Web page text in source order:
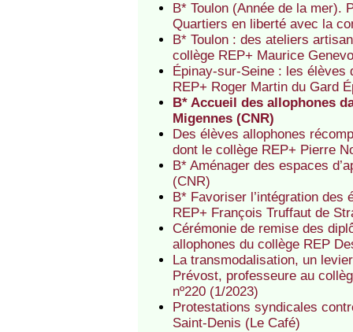
B* Toulon (Année de la mer).
Quartiers en liberté avec la
B* Toulon : des ateliers
collège REP+ Maurice
Épinay-sur-Seine : les élèves
REP+ Roger Martin du Gard
B* Accueil des allophones
Migennes (CNR)
Des élèves allophones
dont le collège REP+ Pierre
B* Aménager des espaces
(CNR)
B* Favoriser l’intégration des
REP+ François Truffaut de
Cérémonie de remise des
allophones du collège REP
La transmodalisation, un
Prévost, professeure au
nº220 (1/2023)
Protestations syndicales
Saint-Denis (Le Café)